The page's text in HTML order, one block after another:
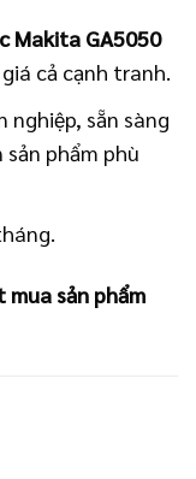
Makita GA5050
cả cạnh tranh.
nghiệp, sẵn sàng
phẩm phù
sản phẩm